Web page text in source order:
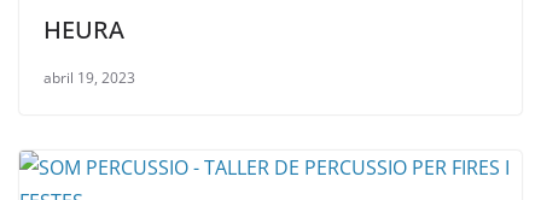
HEURA
abril 19, 2023